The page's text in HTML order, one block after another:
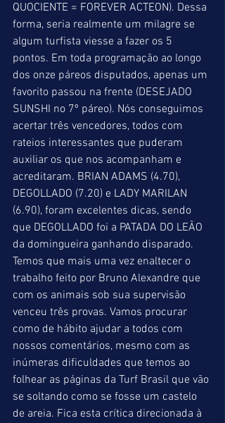
QUOCIENTE = FOREVER ACTEON). Dessa
forma, seria realmente um milagre se
algum turfista viesse a fazer os 5
pontos. Em toda programação ao longo
dos onze páreos disputados, apenas um
favorito passou na frente (DESEJADO
SUNSHI no 7º páreo). Nós conseguimos
acertar três vencedores, todos com
rateios interessantes que puderam
auxiliar os que nos acompanham e
acreditaram. BRIAN ADAMS (4.70),
DEGOLLADO (7.20) e LADY MARILAN
(6.90), foram excelentes dicas, sendo
que DEGOLLADO foi a PATADA DO LEÃO
da domingueira ganhando disparado.
Temos que mais uma vez enaltecer o
trabalho feito por Bruno Alexandre que
com os animais sob sua supervisão
venceu três provas. Vamos procurar
como de hábito ajudar a todos com
nossos comentários, mesmo com as
inúmeras dificuldades que temos ao
folhear as páginas da Turf Brasil que vão
se soltando como se fosse um castelo
de areia. Fica esta crítica direcionada à